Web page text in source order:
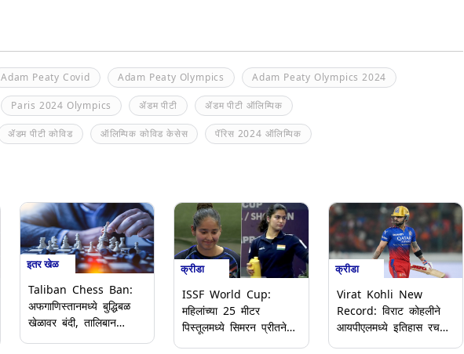
Adam Peaty Covid Adam Peaty Olympics Adam Peaty Olympics 2024
Paris 2024 Olympics ॲडम पीटी ॲडम पीटी ऑलिम्पिक
ॲडम पीटी कोविड ऑलिम्पिक कोविड केसेस पॅरिस 2024 ऑलिम्पिक
इतर खेळ
Taliban Chess Ban:
अफगाणिस्तानमध्ये बुद्धिबळ
खेळावर बंदी, तालिबान
क्रीडा
ISSF World Cup:
महिलांच्या 25 मीटर
पिस्तूलमध्ये सिमरन प्रीतने
क्रीडा
Virat Kohli New
Record: विराट कोहलीने
आयपीएलमध्ये इतिहास रचला;